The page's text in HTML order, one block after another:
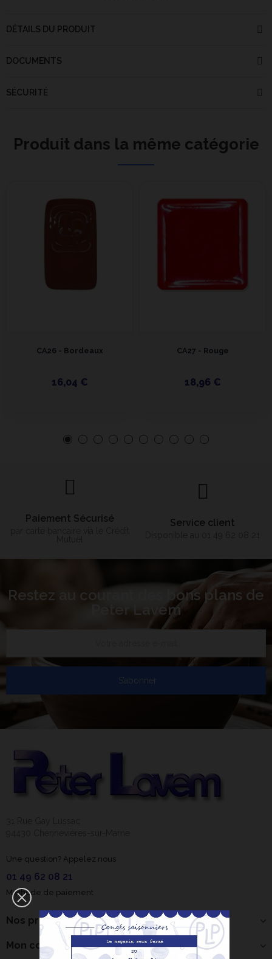
DÉTAILS DU PRODUIT
DOCUMENTS
SÉCURITÉ
Produit dans la même catégorie
CA26 - Bordeaux
16,04 €
CA27 - Rouge
18,96 €
Paiement Sécurisé Service client
Restez au courant des bons plans de
Peter Lavem
S’abonner
Une question? Appelez nous
01 49 62 08 21
Méthode de paiement
Nos produits
Mon compte